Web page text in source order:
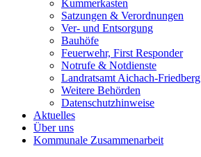
Kummerkasten
Satzungen & Verordnungen
Ver- und Entsorgung
Bauhöfe
Feuerwehr, First Responder
Notrufe & Notdienste
Landratsamt Aichach-Friedberg
Weitere Behörden
Datenschutzhinweise
Aktuelles
Über uns
Kommunale Zusammenarbeit